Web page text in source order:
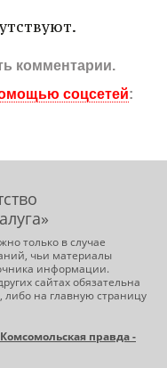
комментарии.
соцсетей:
только в случае
чьи материалы
информации.
сайтах обязательна
либо на главную страницу
правда -